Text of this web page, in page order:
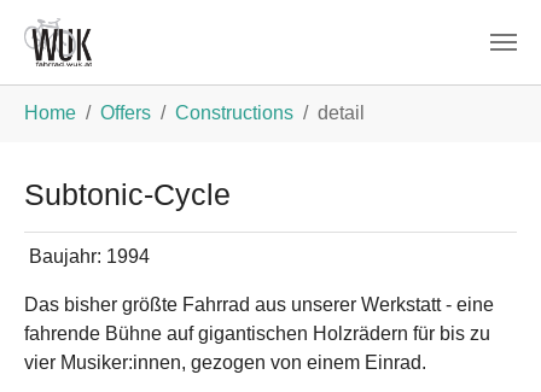
Home Offers Constructions detail
Subtonic-Cycle
Baujahr: 1994
Das bisher größte Fahrrad aus unserer Werkstatt - eine
fahrende Bühne auf gigantischen Holzrädern für bis zu
vier Musiker:innen, gezogen von einem Einrad.